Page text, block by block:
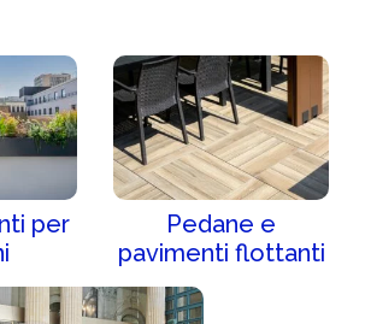
per
Pedane e
pavimenti flottanti